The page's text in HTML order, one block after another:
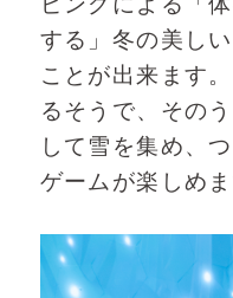
する」冬の美し
ことが出来ます
るそうで、その
して雪を集め、
ゲームが楽しめ